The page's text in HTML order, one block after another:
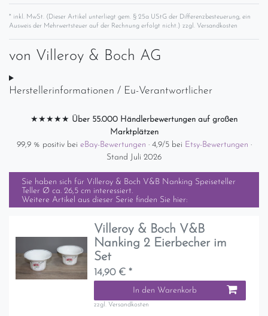
* inkl. MwSt. (Dieser Artikel unterliegt gem. § 25a UStG der Differenzbesteuerung, ein
Ausweis der Mehrwertsteuer auf der Rechnung erfolgt nicht.) zzgl. Versandkosten
von Villeroy & Boch AG
Herstellerinformationen / Eu-Verantwortlicher
★★★★★ Über 55.000 Händlerbewertungen auf großen
Marktplätzen
99,9 % positiv bei eBay-Bewertungen · 4,9/5 bei Etsy-Bewertungen ·
Stand Juli 2026
Sie haben sich für Villeroy & Boch V&B Nanking Speiseteller
Teller Ø ca. 26,5 cm interessiert.
Weitere Artikel aus dieser Serie finden Sie hier:
Villeroy & Boch V&B
Nanking 2 Eierbecher im
Set
14,90 € *
In den Warenkorb
zzgl. Versandkosten